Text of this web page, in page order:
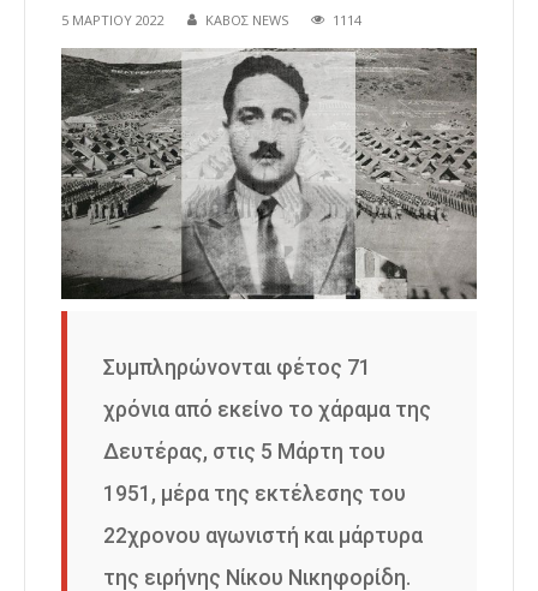
5 ΜΑΡΤΊΟΥ 2022 ΚΑΒΟΣ NEWS 1114
Συμπληρώνονται φέτος 71
χρόνια από εκείνο το χάραμα της
Δευτέρας, στις 5 Μάρτη του
1951, μέρα της εκτέλεσης του
22χρονου αγωνιστή και μάρτυρα
της ειρήνης Νίκου Νικηφορίδη.